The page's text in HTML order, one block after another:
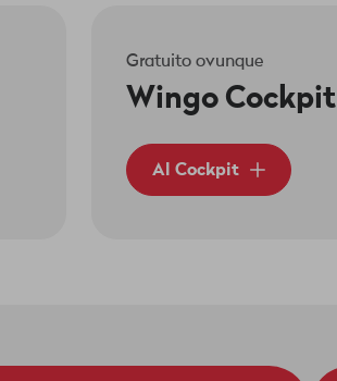
Gratuito ovunque
Wingo Cockpit
Al Cockpit